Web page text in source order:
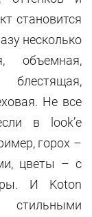
становится
несколько
объемная,
блестящая,
Не все
в look’е
горох –
цветы – с
И Koton